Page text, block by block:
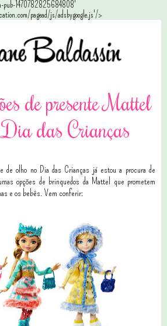
pub-1470782825684808'
pagead/js/adsbygoogle.js'/>
de presente Mattel
das Crianças
de olho no Dia das Crianças já estou a procura de
opções de brinquedos da Mattel que prometem
e os bebês. Vem conferir: